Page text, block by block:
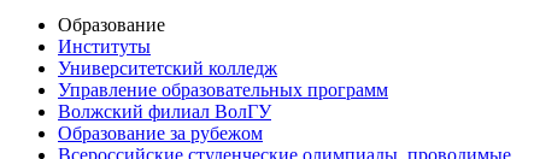
Образование
Институты
Университетский колледж
Управление образовательных программ
Волжский филиал ВолГУ
Образование за рубежом
Всероссийские студенческие олимпиады, проводимые